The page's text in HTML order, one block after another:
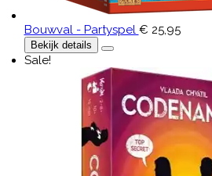
Bouwval - Partyspel € 25,95
Bekijk details
Sale!